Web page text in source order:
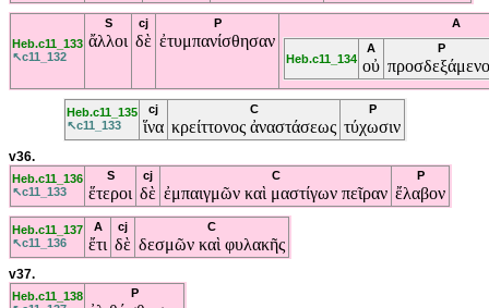
Heb.c11_133
↖c11_132
S
ἄλλοι
cj
δὲ
P
ἐτυμπανίσθησαν
A
Heb.c11_134
A
οὐ
P
Heb.c11_135
↖c11_133
cj
ἵνα
C
κρείττονος ἀναστάσεως
P
τύχωσιν
v36.
Heb.c11_136
↖c11_133
S
ἕτεροι
cj
δὲ
C
ἐμπαιγμῶν καὶ μαστίγων πεῖραν
P
ἔλαβον
Heb.c11_137
↖c11_136
A
ἔτι
cj
δὲ
C
δεσμῶν καὶ φυλακῆς
v37.
Heb.c11_138
P